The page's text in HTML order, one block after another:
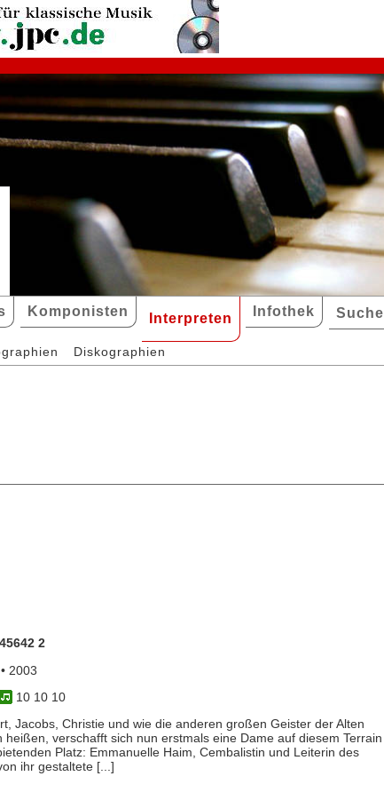
Komponisten Interpreten Infothek Suche
Diskographien
2
2003
10 10 10
Jacobs, Christie und wie die anderen großen Geister der Alten
heißen, verschafft sich nun erstmals eine Dame auf diesem Terrain
Platz: Emmanuelle Haim, Cembalistin und Leiterin des
ihr gestaltete [...]